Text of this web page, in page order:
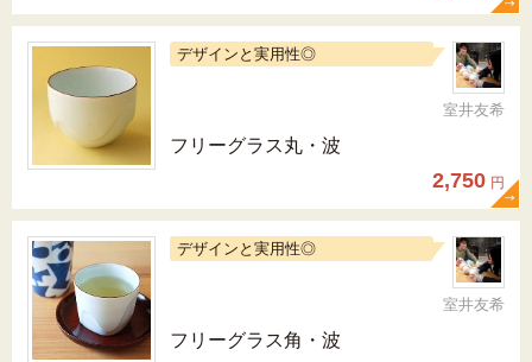
デザインと実用性◎
室井友希
フリーグラス丸・波
2,750 円
デザインと実用性◎
室井友希
フリーグラス角・波